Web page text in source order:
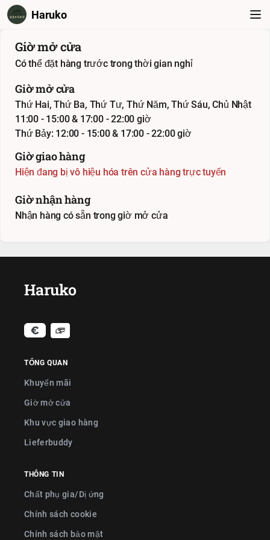
Haruko
Giờ mở cửa
Có thể đặt hàng trước trong thời gian nghỉ
Giờ mở cửa
Thứ Hai, Thứ Ba, Thứ Tư, Thứ Năm, Thứ Sáu, Chủ Nhật
11:00 - 15:00 & 17:00 - 22:00 giờ
Thứ Bảy: 12:00 - 15:00 & 17:00 - 22:00 giờ
Giờ giao hàng
Hiện đang bị vô hiệu hóa trên cửa hàng trực tuyến
Giờ nhận hàng
Nhận hàng có sẵn trong giờ mở cửa
Haruko
TỔNG QUAN
Khuyến mãi
Giờ mở cửa
Khu vực giao hàng
Lieferbuddy
THÔNG TIN
Chất phụ gia/Dị ứng
Chính sách cookie
Chính sách bảo mật